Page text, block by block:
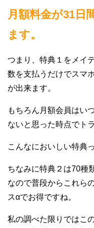
月額料金が31日
ます。
つまり、特典１をメイ
数を支払うだけでスマ
が出来ます。
もちろん月額会員はい
ないと思った時点でト
こんなにおいしい特典
ちなみに特典２は70種
なので普段からこれら
スαでお得ですね。
私の調べた限りではこ